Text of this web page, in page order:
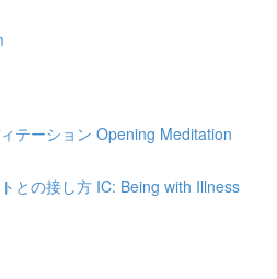
テーション Opening Meditation
との接し方 IC: Being with Illness